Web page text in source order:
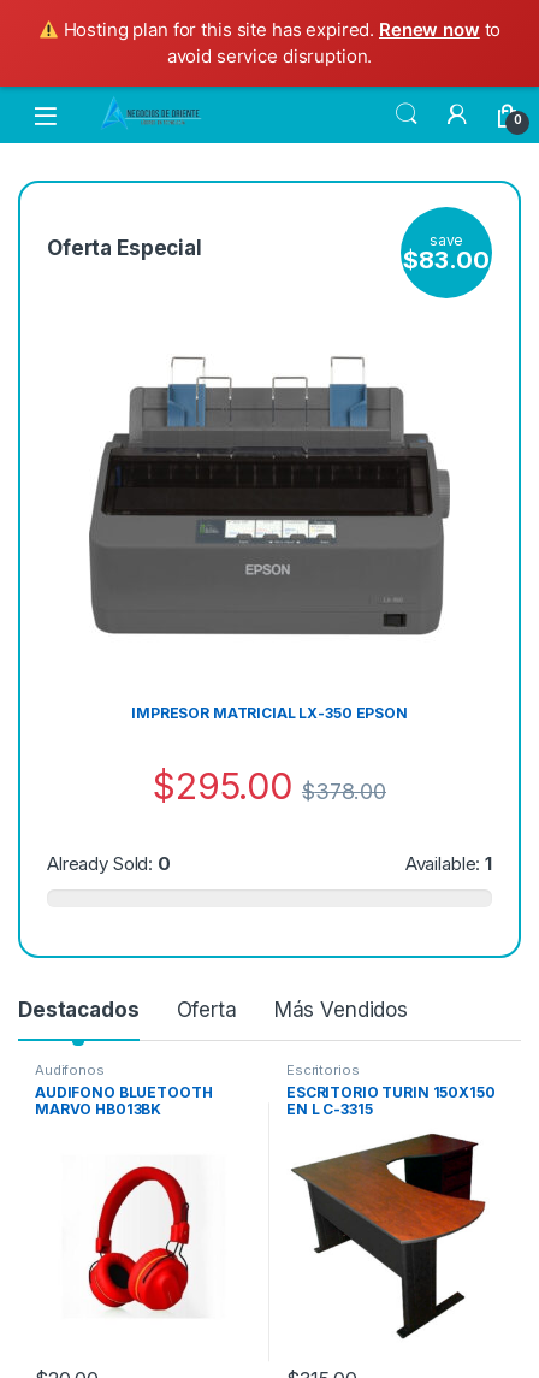
Hosting plan for this site has expired. Renew now to
avoid service disruption.
0
Oferta Especial save
$83.00
IMPRESOR MATRICIAL LX-350 EPSON
$295.00 $378.00
Already Sold: 0 Available:1
Destacados Oferta Más Vendidos
Audifonos
AUDIFONO BLUETOOTH
MARVO HB013BK
Escritorios
ESCRITORIO TURIN 150X150
EN L C-3315